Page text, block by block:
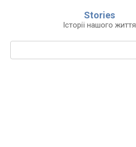
Stories
Історії нашого життя
Пошук: